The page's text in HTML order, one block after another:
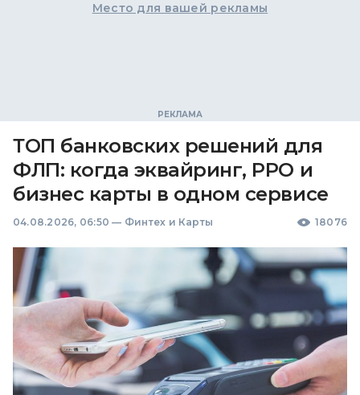
Место для вашей рекламы
ТОП банковских решений для
ФЛП: когда эквайринг, РРО и
бизнес карты в одном сервисе
04.08.2026, 06:50 — Финтех и Карты 18076